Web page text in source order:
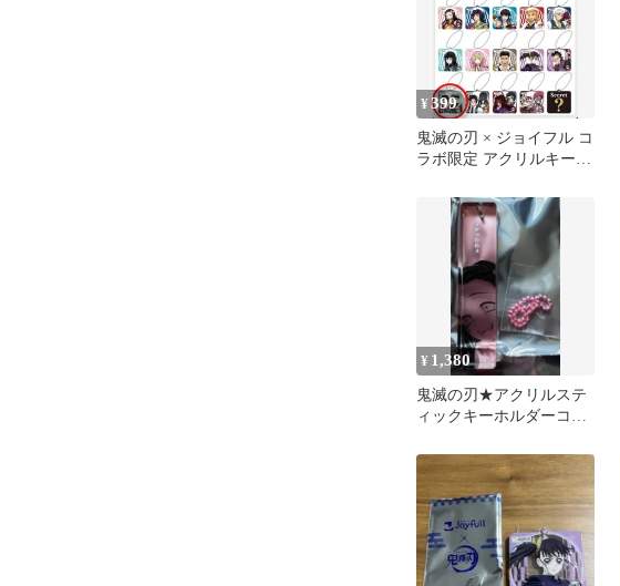
¥399
鬼滅の刃 × ジョイフル コ
ラボ限定 アクリルキーホ
¥ 1,380
鬼滅の刃★アクリルステ
ィックキーホルダーコレ
け付